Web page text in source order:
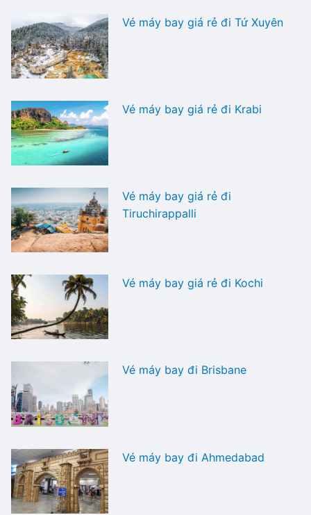
Vé máy bay giá rẻ đi Tứ Xuyên
Vé máy bay giá rẻ đi Krabi
Vé máy bay giá rẻ đi
Tiruchirappalli
Vé máy bay giá rẻ đi Kochi
Vé máy bay đi Brisbane
Vé máy bay đi Ahmedabad